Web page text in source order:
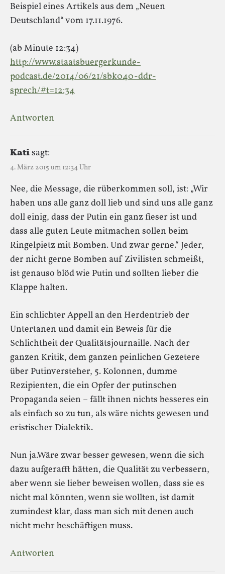
Beispiel eines Artikels aus dem „Neuen
Deutschland“ vom 17.11.1976.
(ab Minute 12:34)
http://www.staatsbuergerkunde-
podcast.de/2014/06/21/sbk040-ddr-
sprech/#t=12:34
Antworten
Katisagt:
4. März 2015 um 12:34 Uhr
Nee, die Message, die rüberkommen soll, ist: „Wir
haben uns alle ganz doll lieb und sind uns alle ganz
doll einig, dass der Putin ein ganz fieser ist und
dass alle guten Leute mitmachen sollen beim
Ringelpietz mit Bomben. Und zwar gerne.“ Jeder,
der nicht gerne Bomben auf Zivilisten schmeißt,
ist genauso blöd wie Putin und sollten lieber die
Klappe halten.
Ein schlichter Appell an den Herdentrieb der
Untertanen und damit ein Beweis für die
Schlichtheit der Qualitätsjournaille. Nach der
ganzen Kritik, dem ganzen peinlichen Gezetere
über Putinversteher, 5. Kolonnen, dumme
Rezipienten, die ein Opfer der putinschen
Propaganda seien – fällt ihnen nichts besseres ein
als einfach so zu tun, als wäre nichts gewesen und
eristischer Dialektik.
Nun ja.Wäre zwar besser gewesen, wenn die sich
dazu aufgerafft hätten, die Qualität zu verbessern,
aber wenn sie lieber beweisen wollen, dass sie es
nicht mal könnten, wenn sie wollten, ist damit
zumindest klar, dass man sich mit denen auch
nicht mehr beschäftigen muss.
Antworten